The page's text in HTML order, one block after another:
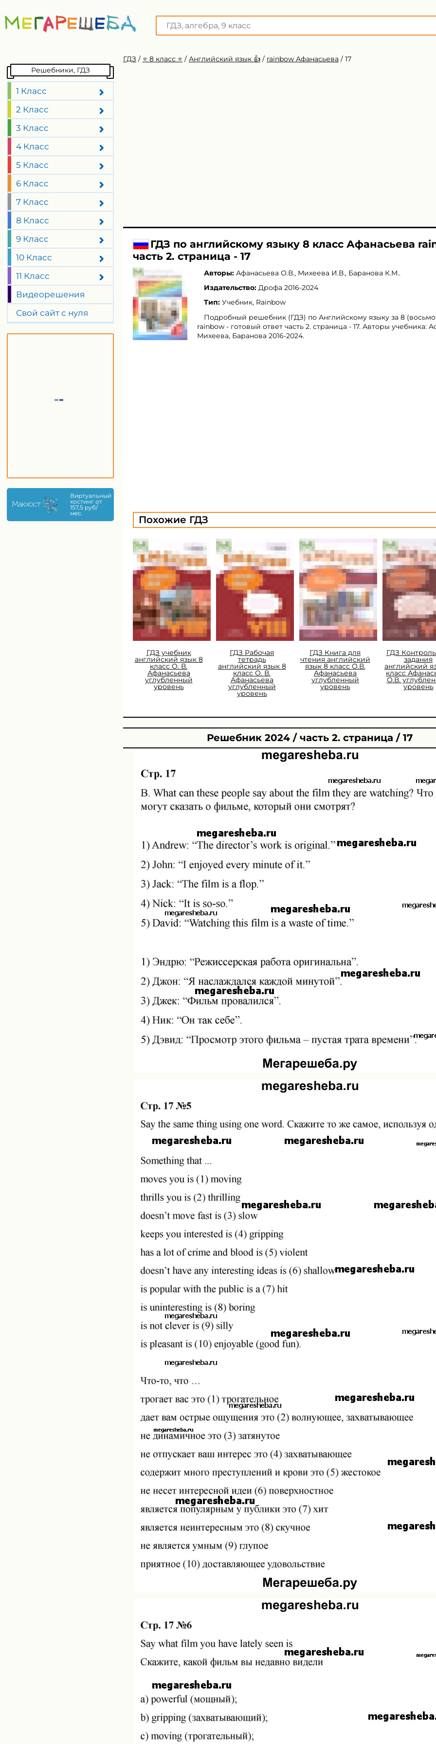
Решебники, ГДЗ
1 Класс
2 Класс
3 Класс
4 Класс
5 Класс
6 Класс
7 Класс
8 Класс
9 Класс
10 Класс
11 Класс
Видеорешения
Свой сайт с нуля
Виртуальный
хостинг от
157,5 руб/
мес.
ГДЗ / ⭐️ 8 класс ⭐️ / Английский язык 👍 / rainbow Афанасьева / 17
ГДЗ по английскому языку 8 класс Афанасьева
часть 2. страница - 17
Авторы: Афанасьева О.В., Михеева И.В., Баранова К.М..
Издательство: Дрофа 2016-2024
Тип: Учебник, Rainbow
Подробный решебник (ГДЗ) по Английскому языку за 8
rainbow - готовый ответ часть 2. страница - 17. Авторы учебника:
Михеева, Баранова 2016-2024.
Похожие ГДЗ
ГДЗ учебник
английский язык 8
класс О. В.
Афанасьева
углубленный
уровень
ГДЗ Рабочая
тетрадь
английский язык 8
класс О. В.
Афанасьева
углубленный
уровень
ГДЗ Книга для
чтения английский
язык 8 класс О.В.
Афанасьева
углубленный
уровень
ГДЗ
задания
английский
класс
О.В.
уровень
Решебник 2024 / часть 2. страница / 17